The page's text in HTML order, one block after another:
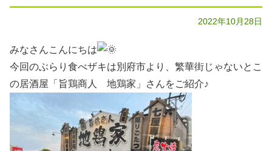
2022年10月28日
みなさんこんにちは
今回のぶらり食べザキは別府市より、繁華街じゃないとこ
の居酒屋「旨鶏商人 地鶏家」さんをご紹介♪